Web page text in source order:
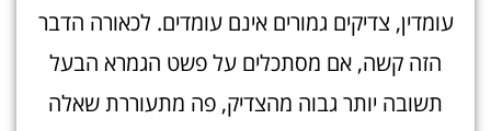
עומדין, צדיקים גמורים אינם עומדים. לכאורה הדבר
הזה קשה, אם מסתכלים על פשט הגמרא הבעל
תשובה יותר גבוה מהצדיק, פה מתעוררת שאלה